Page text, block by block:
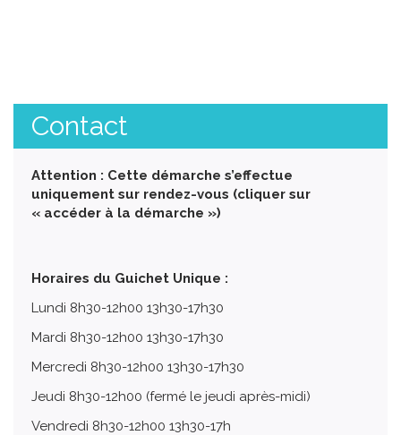
Contact
Attention : Cette démarche s’effectue
uniquement sur rendez-vous (cliquer sur
« accéder à la démarche »)
Horaires du Guichet Unique :
Lundi 8h30-12h00 13h30-17h30
Mardi 8h30-12h00 13h30-17h30
Mercredi 8h30-12h00 13h30-17h30
Jeudi 8h30-12h00 (fermé le jeudi après-midi)
Vendredi 8h30-12h00 13h30-17h